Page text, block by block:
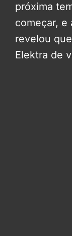
próxima
começar, e
revelou
Elektra de